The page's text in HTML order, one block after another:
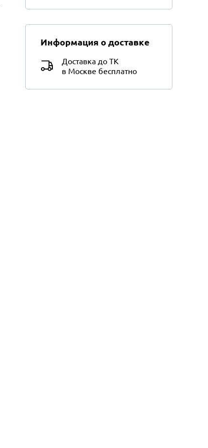
Информация о доставке
Доставка до ТК
в Москве бесплатно